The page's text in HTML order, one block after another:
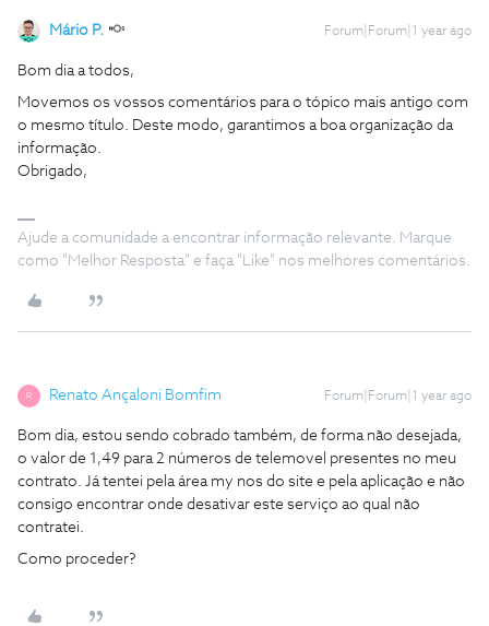
Mário P. Forum|Forum|1 year ago
Bom dia a todos,
Movemos os vossos comentários para o tópico mais antigo com
o mesmo título. Deste modo, garantimos a boa organização da
informação.
Obrigado,
Ajude a comunidade a encontrar informação relevante. Marque
como "Melhor Resposta" e faça "Like" nos melhores comentários.
R Renato Ançaloni Bomfim Forum|Forum|1 year ago
Bom dia, estou sendo cobrado também, de forma não desejada,
o valor de 1,49 para 2 números de telemovel presentes no meu
contrato. Já tentei pela área my nos do site e pela aplicação e não
consigo encontrar onde desativar este serviço ao qual não
contratei.
Como proceder?